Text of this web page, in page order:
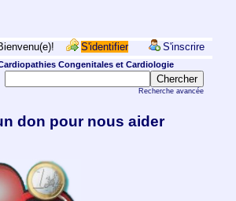
S'identifier S'inscrire
Congenitales et Cardiologie
Recherche avancée
don pour nous aider